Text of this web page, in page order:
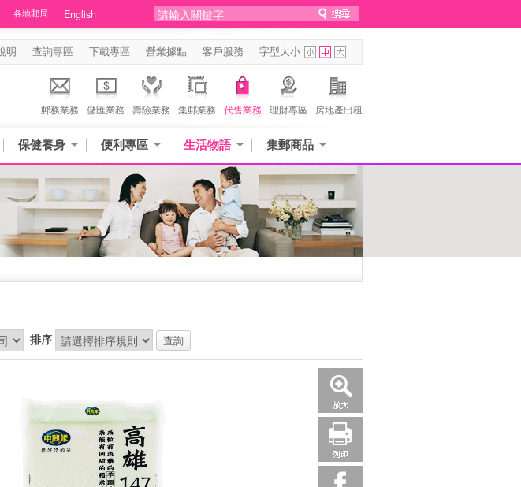
各地郵局 English
明 查詢專區 下載專區 營業據點 客戶服務 字型大小
郵務業務 儲匯業務 壽險業務 集郵業務 代售業務 理財專區 房地產出租
保健養身 便利專區 生活物語 集郵商品
排序